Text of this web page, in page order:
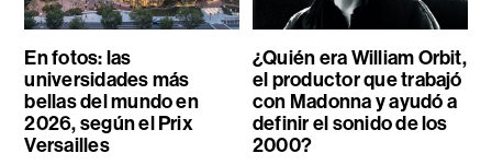
En fotos: las
universidades más
bellas del mundo en
2026, según el Prix
Versailles
¿Quién era William Orbit,
el productor que trabajó
con Madonna y ayudó a
definir el sonido de los
2000?